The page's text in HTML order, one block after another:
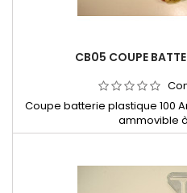
CB05 COUPE
Coupe batterie plastique 100
ammovible